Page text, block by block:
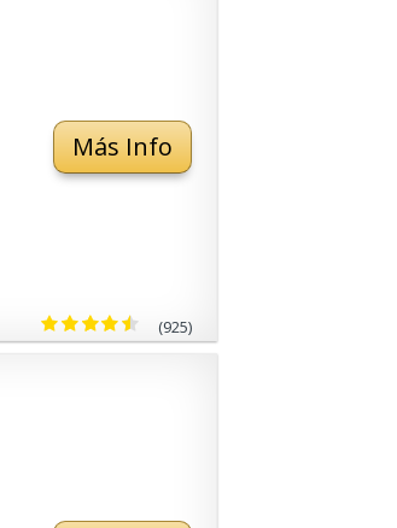
Más Info
(925)